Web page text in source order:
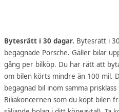
Bytesrätt i 30 dagar. Bytesrätt i
begagnade Porsche. Gäller bilar
gång per bilköp. Du har rätt att
om bilen körts mindre än 100 mil.
begagnad bil inom samma
Biliakoncernen som du köpt bilen